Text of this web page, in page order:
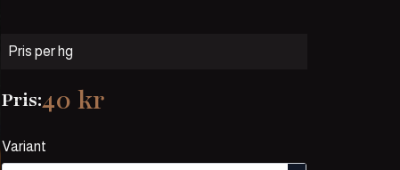
Pris per hg
Pris:40 kr
Variant